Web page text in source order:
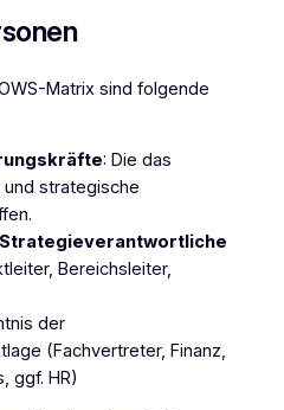
Matrix sind folgende
: Die das
strategische
Bereichsleiter,
der
(Fachvertreter, Finanz,
ggf. HR)